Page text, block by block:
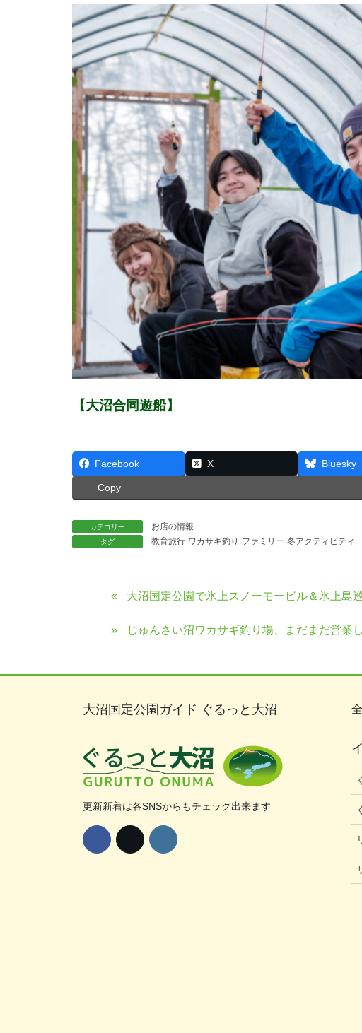
【大沼合同遊船】
Facebook X Bluesky
Copy
カテゴリー お店の情報
タグ 教育旅行 ワカサギ釣り ファミリー 冬アクティビティ
大沼国定公園で氷上スノーモービル＆氷上島
じゅんさい沼ワカサギ釣り場、まだまだ営業
大沼国定公園ガイド ぐるっと大沼
更新新着は各SNSからもチェック出来ます